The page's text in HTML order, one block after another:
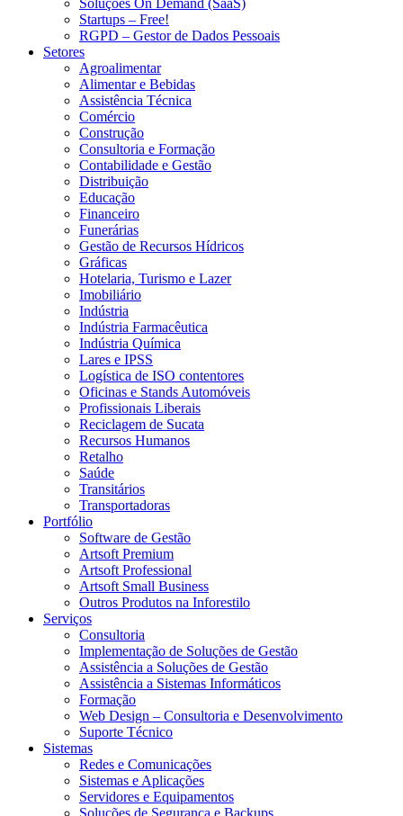
Startups – Free!
RGPD – Gestor de Dados Pessoais
Setores
Agroalimentar
Alimentar e Bebidas
Assistência Técnica
Comércio
Construção
Consultoria e Formação
Contabilidade e Gestão
Distribuição
Educação
Financeiro
Funerárias
Gestão de Recursos Hídricos
Gráficas
Hotelaria, Turismo e Lazer
Imobiliário
Indústria
Indústria Farmacêutica
Indústria Química
Lares e IPSS
Logística de ISO contentores
Oficinas e Stands Automóveis
Profissionais Liberais
Reciclagem de Sucata
Recursos Humanos
Retalho
Saúde
Transitários
Transportadoras
Portfólio
Software de Gestão
Artsoft Premium
Artsoft Professional
Artsoft Small Business
Outros Produtos na Inforestilo
Serviços
Consultoria
Implementação de Soluções de Gestão
Assistência a Soluções de Gestão
Assistência a Sistemas Informáticos
Formação
Web Design – Consultoria e Desenvolvimento
Suporte Técnico
Sistemas
Redes e Comunicações
Sistemas e Aplicações
Servidores e Equipamentos
Soluções de Segurança e Backups